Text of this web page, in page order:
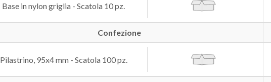
Base in nylon griglia - Scatola 10 pz.
Confezione
Pilastrino, 95x4 mm - Scatola 100 pz.